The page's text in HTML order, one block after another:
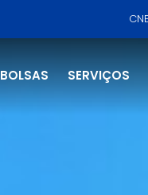
BOLSAS SERVIÇOS